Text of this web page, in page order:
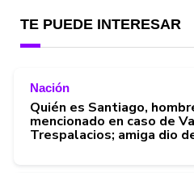
TE PUEDE INTERESAR
Nación
Quién es Santiago,
mencionado en caso de
Trespalacios; amiga dio